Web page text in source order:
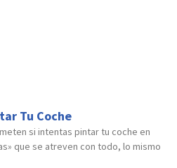
Tu Coche
si intentas pintar tu coche en
que se atreven con todo, lo mismo